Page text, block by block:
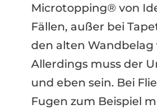
Microtopping® von
Fällen, außer bei
den alten Wandbelag
Allerdings muss der
und eben sein. Bei
Fugen zum Beispiel